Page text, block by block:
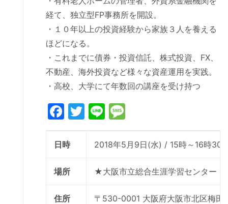
経て、独立型FP事務所を開設。
・１０年以上の投資経験から家族３人を養える
ほどになる。
・これまでに債券・投資信託、株式投資、FX、
不動産、海外投資など様々な資産運用を実践。
・高校、大学にて年数回の講座を受け持つ
Facebook
Twitter
Line
日時 2018年5月9日(水) / 15時～16時30
場所 ★大阪市立総合生涯学習センター
住所
〒530-0001 大阪府大阪市北区梅